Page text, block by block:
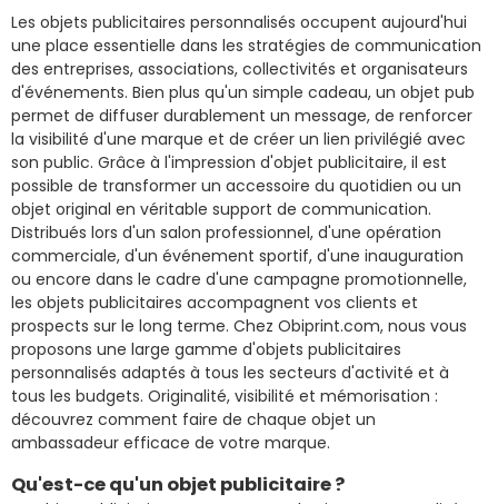
Les objets publicitaires personnalisés occupent aujourd'hui
une place essentielle dans les stratégies de communication
des entreprises, associations, collectivités et organisateurs
d'événements. Bien plus qu'un simple cadeau, un objet pub
permet de diffuser durablement un message, de renforcer
la visibilité d'une marque et de créer un lien privilégié avec
son public. Grâce à l'impression d'objet publicitaire, il est
possible de transformer un accessoire du quotidien ou un
objet original en véritable support de communication.
Distribués lors d'un salon professionnel, d'une opération
commerciale, d'un événement sportif, d'une inauguration
ou encore dans le cadre d'une campagne promotionnelle,
les objets publicitaires accompagnent vos clients et
prospects sur le long terme. Chez Obiprint.com, nous vous
proposons une large gamme d'objets publicitaires
personnalisés adaptés à tous les secteurs d'activité et à
tous les budgets. Originalité, visibilité et mémorisation :
découvrez comment faire de chaque objet un
ambassadeur efficace de votre marque.
Qu'est-ce qu'un objet publicitaire ?